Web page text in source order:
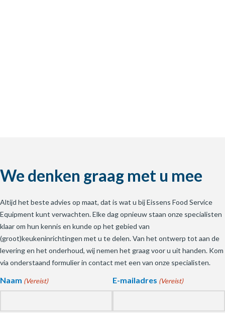
We denken graag met u mee
Altijd het beste advies op maat, dat is wat u bij Eissens Food Service
Equipment kunt verwachten. Elke dag opnieuw staan onze specialisten
klaar om hun kennis en kunde op het gebied van
(groot)keukeninrichtingen met u te delen. Van het ontwerp tot aan de
levering en het onderhoud, wij nemen het graag voor u uit handen. Kom
via onderstaand formulier in contact met een van onze specialisten.
Naam (Vereist) E-mailadres (Vereist)